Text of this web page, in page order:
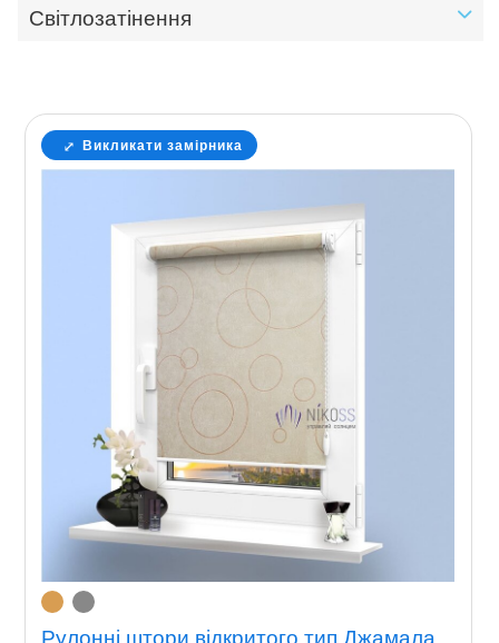
Світлозатінення
Викликати замірника
Рулонні штори відкритого тип Джамала